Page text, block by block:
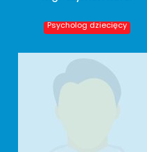
Psycholog dziecięcy